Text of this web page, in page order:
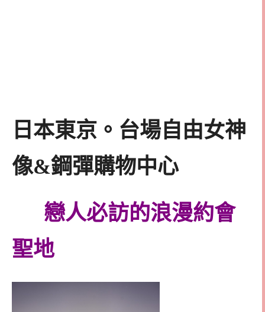
日本東京。台場自由女神
像&鋼彈購物中心
戀人必訪的浪漫約會
聖地